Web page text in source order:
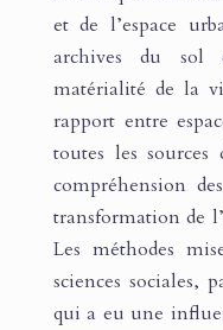
et de l’espace
archives du sol
matérialité de la
rapport entre
toutes les
compréhension
transformation de
Les méthodes
sciences sociales,
qui a eu une